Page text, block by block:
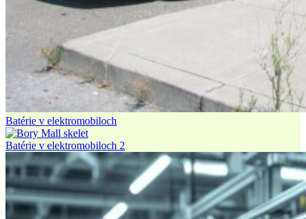
Batérie v elektromobiloch
Batérie v elektromobiloch 2